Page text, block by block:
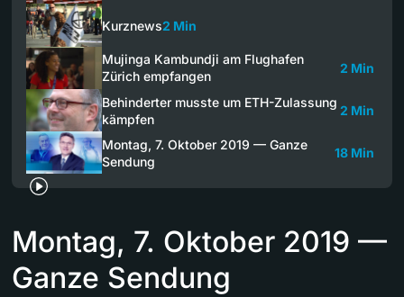
Kurznews2 Min
Mujinga Kambundji am Flughafen
Zürich empfangen
2 Min
Behinderter musste um ETH-Zulassung
kämpfen
2 Min
Montag, 7. Oktober 2019 — Ganze
Sendung
18 Min
Montag, 7. Oktober 2019 —
Ganze Sendung